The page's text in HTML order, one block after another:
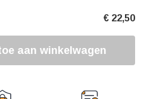
€ 22,50
aan winkelwagen